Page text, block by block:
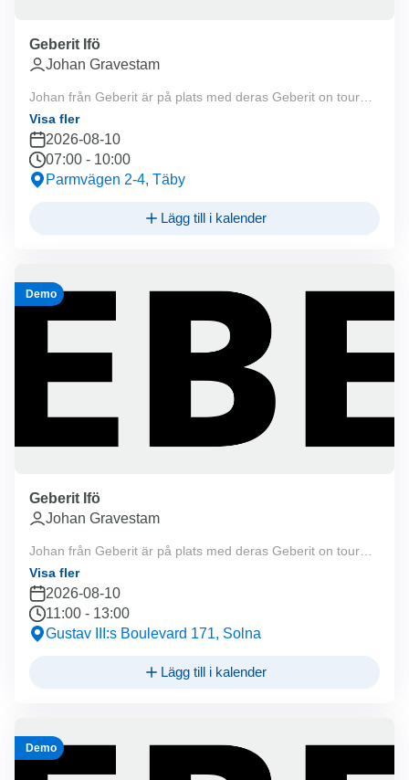
Geberit Ifö
Johan Gravestam
Johan från Geberit är på plats med deras Geberit on tour
lastbil 07:00-10:00. Välkommen!
Visa fler
2026-08-10
07:00 - 10:00
Parmvägen 2-4, Täby
Lägg till i kalender
Demo
Geberit Ifö
Johan Gravestam
Johan från Geberit är på plats med deras Geberit on tour
lastbil 11:00-13:00. Välkommen!
Visa fler
2026-08-10
11:00 - 13:00
Gustav III:s Boulevard 171, Solna
Lägg till i kalender
Demo